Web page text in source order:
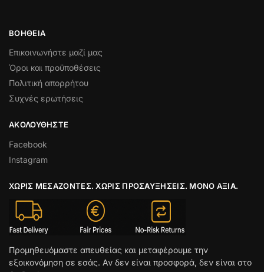
ΒΟΉΘΕΙΑ
Επικοινωνήστε μαζί μας
Όροι και προϋποθέσεις
Πολιτική απορρήτου
Συχνές ερωτήσεις
ΑΚΟΛΟΥΘΉΣΤΕ
Facebook
Instagram
ΧΩΡΊΣ ΜΕΣΆΖΟΝΤΕΣ. ΧΩΡΊΣ ΠΡΟΣΑΥΞΉΣΕΙΣ. ΜΌΝΟ ΑΞΊΑ.
Προμηθευόμαστε απευθείας και μεταφέρουμε την
εξοικονόμηση σε εσάς. Αν δεν είναι προσφορά, δεν είναι στο